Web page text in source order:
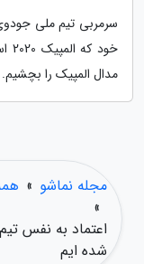
سرمربی تیم ملی
مدال المپیک را بچشیم.
مجله نماشو »
»
اعتماد به نفس
شده ایم